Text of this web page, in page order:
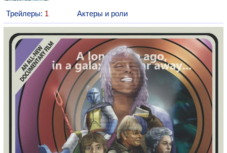
Трейлеры: 1 Актеры и роли